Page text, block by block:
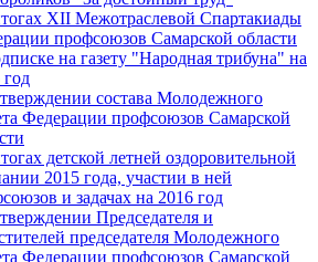
XII Межотраслевой Спартакиады
профсоюзов Самарской области
на газету "Народная трибуна" на
год
состава Молодежного
Федерации профсоюзов Самарской
детской летней оздоровительной
2015 года, участии в ней
и задачах на 2016 год
Председателя и
председателя Молодежного
Федерации профсоюзов Самарской